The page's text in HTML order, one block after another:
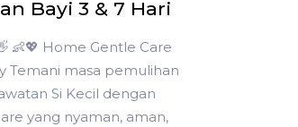
Bayi 3 & 7 Hari
👶💖 Home Gentle Care
Temani masa pemulihan
Si Kecil dengan
yang nyaman, aman,